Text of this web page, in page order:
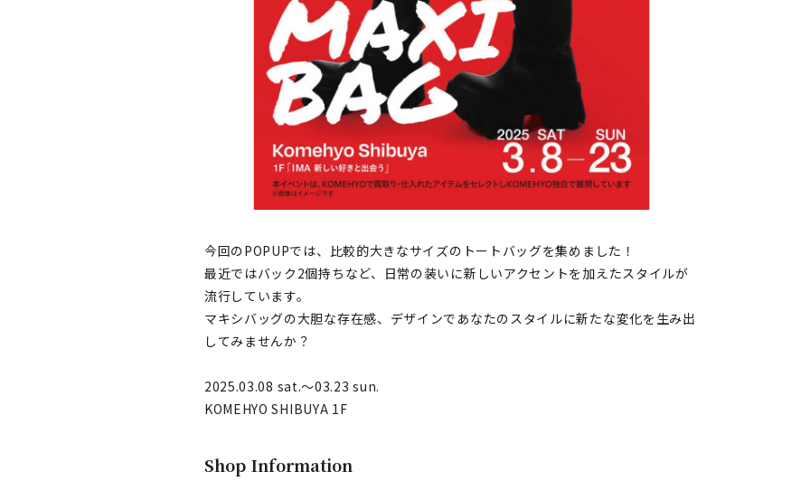
今回のPOPUPでは、比較的大きなサイズのトートバッグを集めました！
最近ではバック2個持ちなど、日常の装いに新しいアクセントを加えたスタイルが
流行しています。
マキシバッグの大胆な存在感、デザインであなたのスタイルに新たな変化を生み出
してみませんか？
2025.03.08 sat.〜03.23 sun.
KOMEHYO SHIBUYA 1F
Shop Information